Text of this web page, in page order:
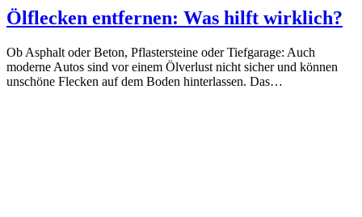
Ölflecken entfernen: Was hilft wirklich?
Ob Asphalt oder Beton, Pflastersteine oder Tiefgarage: Auch
moderne Autos sind vor einem Ölverlust nicht sicher und können
unschöne Flecken auf dem Boden hinterlassen. Das…